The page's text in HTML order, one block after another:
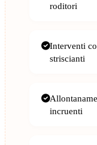
roditori
Interventi
striscianti
incruenti